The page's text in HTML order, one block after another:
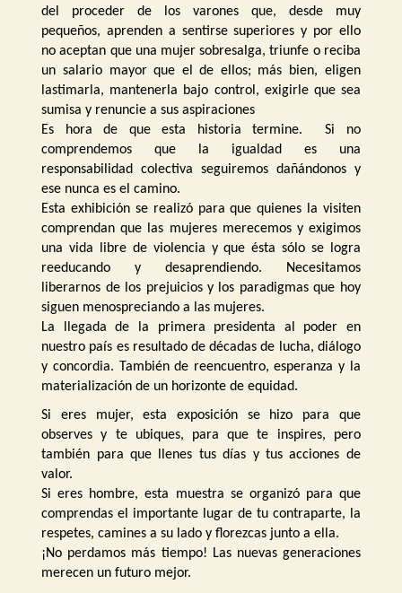
del proceder de los varones que, desde muy
pequeños, aprenden a sentirse superiores y por ello
no aceptan que una mujer sobresalga, triunfe o reciba
un salario mayor que el de ellos; más bien, eligen
lastimarla, mantenerla bajo control, exigirle que sea
sumisa y renuncie a sus aspiraciones
Es hora de que esta historia termine. Si no
comprendemos que la igualdad es una
responsabilidad colectiva seguiremos dañándonos y
ese nunca es el camino.
Esta exhibición se realizó para que quienes la visiten
comprendan que las mujeres merecemos y exigimos
una vida libre de violencia y que ésta sólo se logra
reeducando y desaprendiendo. Necesitamos
liberarnos de los prejuicios y los paradigmas que hoy
siguen menospreciando a las mujeres.
La llegada de la primera presidenta al poder en
nuestro país es resultado de décadas de lucha, diálogo
y concordia. También de reencuentro, esperanza y la
materialización de un horizonte de equidad.
Si eres mujer, esta exposición se hizo para que
observes y te ubiques, para que te inspires, pero
también para que llenes tus días y tus acciones de
valor.
Si eres hombre, esta muestra se organizó para que
comprendas el importante lugar de tu contraparte, la
respetes, camines a su lado y florezcas junto a ella.
¡No perdamos más tiempo! Las nuevas generaciones
merecen un futuro mejor.